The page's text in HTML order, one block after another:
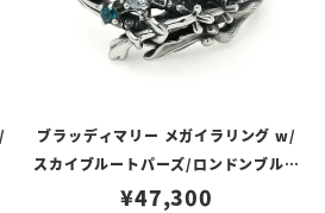
ブラッディマリー メガイラリング w/
スカイブルートパーズ/ロンドンブルー
トパーズ
¥47,300